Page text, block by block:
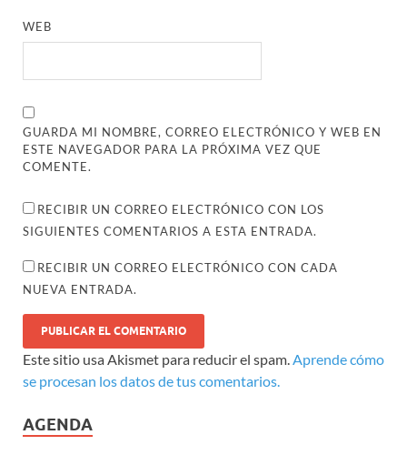
WEB
GUARDA MI NOMBRE, CORREO ELECTRÓNICO Y WEB EN
ESTE NAVEGADOR PARA LA PRÓXIMA VEZ QUE
COMENTE.
RECIBIR UN CORREO ELECTRÓNICO CON LOS
SIGUIENTES COMENTARIOS A ESTA ENTRADA.
RECIBIR UN CORREO ELECTRÓNICO CON CADA
NUEVA ENTRADA.
Este sitio usa Akismet para reducir el spam.Aprende cómo
se procesan los datos de tus comentarios.
AGENDA